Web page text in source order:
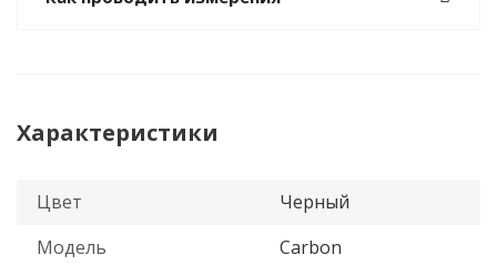
Характеристики
Цвет
Черный
Модель
Carbon